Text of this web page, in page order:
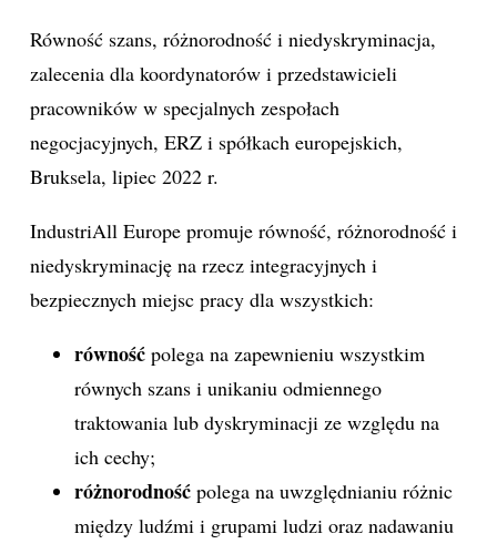
Równość szans, różnorodność i niedyskryminacja,
zalecenia dla koordynatorów i przedstawicieli
pracowników w specjalnych zespołach
negocjacyjnych, ERZ i spółkach europejskich,
Bruksela, lipiec 2022 r.
IndustriAll Europe promuje równość, różnorodność i
niedyskryminację na rzecz integracyjnych i
bezpiecznych miejsc pracy dla wszystkich:
równość polega na zapewnieniu wszystkim
równych szans i unikaniu odmiennego
traktowania lub dyskryminacji ze względu na
ich cechy;
różnorodność polega na uwzględnianiu różnic
między ludźmi i grupami ludzi oraz nadawaniu